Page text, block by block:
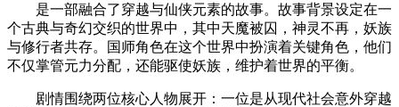
是一部融合了穿越与仙侠元素的故事。故事背景设定在一
个古典与奇幻交织的世界中，其中天魔被囚，神灵不再，妖族
与修行者共存。国师角色在这个世界中扮演着关键角色，他们
不仅掌管元力分配，还能驱使妖族，维护着世界的平衡。
剧情围绕两位核心人物展开：一位是从现代社会意外穿越